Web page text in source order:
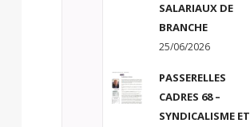
SALARIAUX DE
BRANCHE
25/06/2026
PASSERELLES
CADRES 68 –
SYNDICALISME ET